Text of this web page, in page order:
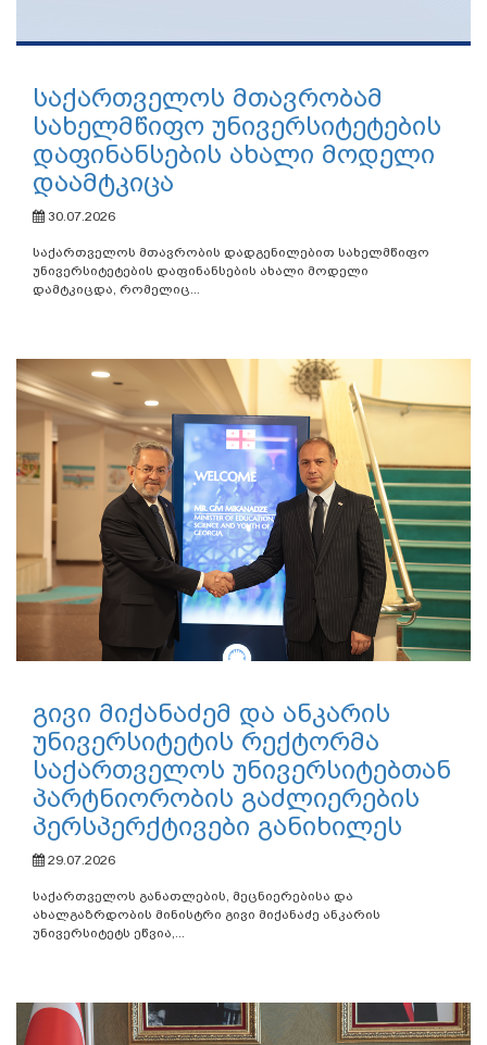
საქართველოს მთავრობამ
სახელმწიფო უნივერსიტეტების
დაფინანსების ახალი მოდელი
დაამტკიცა
30.07.2026
საქართველოს მთავრობის დადგენილებით სახელმწიფო
უნივერსიტეტების დაფინანსების ახალი მოდელი
დამტკიცდა, რომელიც...
გივი მიქანაძემ და ანკარის
უნივერსიტეტის რექტორმა
საქართველოს უნივერსიტებთან
პარტნიორობის გაძლიერების
პერსპერქტივები განიხილეს
29.07.2026
საქართველოს განათლების, მეცნიერებისა და
ახალგაზრდობის მინისტრი გივი მიქანაძე ანკარის
უნივერსიტეტს ეწვია,...